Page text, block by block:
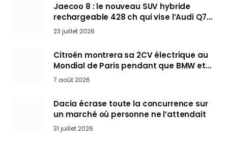
Jaecoo 8 : le nouveau SUV hybride
rechargeable 428 ch qui vise l’Audi Q7
arrive en Europe cet automne
23 juillet 2026
Citroën montrera sa 2CV électrique au
Mondial de Paris pendant que BMW et
Mini désertent le salon
7 août 2026
Dacia écrase toute la concurrence sur
un marché où personne ne l’attendait
31 juillet 2026